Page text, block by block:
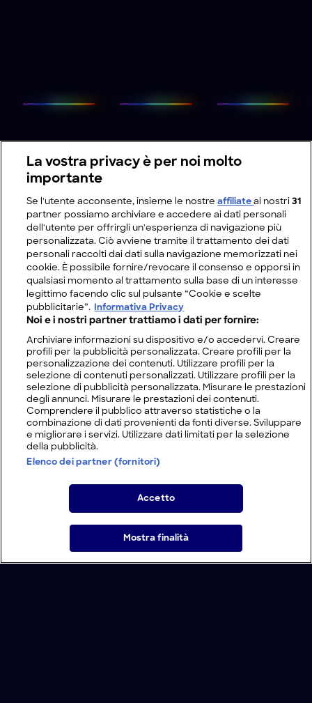
La vostra privacy è per noi molto
importante
Se l'utente acconsente, insieme le nostreaffiliateai nostri31
partner possiamo archiviare e accedere ai dati personali
dell'utente per offrirgli un'esperienza di navigazione più
personalizzata. Ciò avviene tramite il trattamento dei dati
personali raccolti dai dati sulla navigazione memorizzati nei
cookie. È possibile fornire/revocare il consenso e opporsi in
qualsiasi momento al trattamento sulla base di un interesse
legittimo facendo clic sul pulsante “Cookie e scelte
pubblicitarie”.
Informativa Privacy
Noi e i nostri partner trattiamo i dati per fornire:
Archiviare informazioni su dispositivo e/o accedervi. Creare
profili per la pubblicità personalizzata. Creare profili per la
personalizzazione dei contenuti. Utilizzare profili per la
selezione di contenuti personalizzati. Utilizzare profili per la
selezione di pubblicità personalizzata. Misurare le prestazioni
degli annunci. Misurare le prestazioni dei contenuti.
Comprendere il pubblico attraverso statistiche o la
combinazione di dati provenienti da fonti diverse. Sviluppare
e migliorare i servizi. Utilizzare dati limitati per la selezione
della pubblicità.
Elenco dei partner (fornitori)
Accetto
Mostra finalità